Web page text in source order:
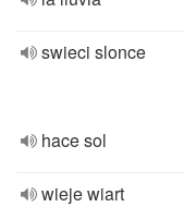
swieci slonce
hace sol
wieje wiart